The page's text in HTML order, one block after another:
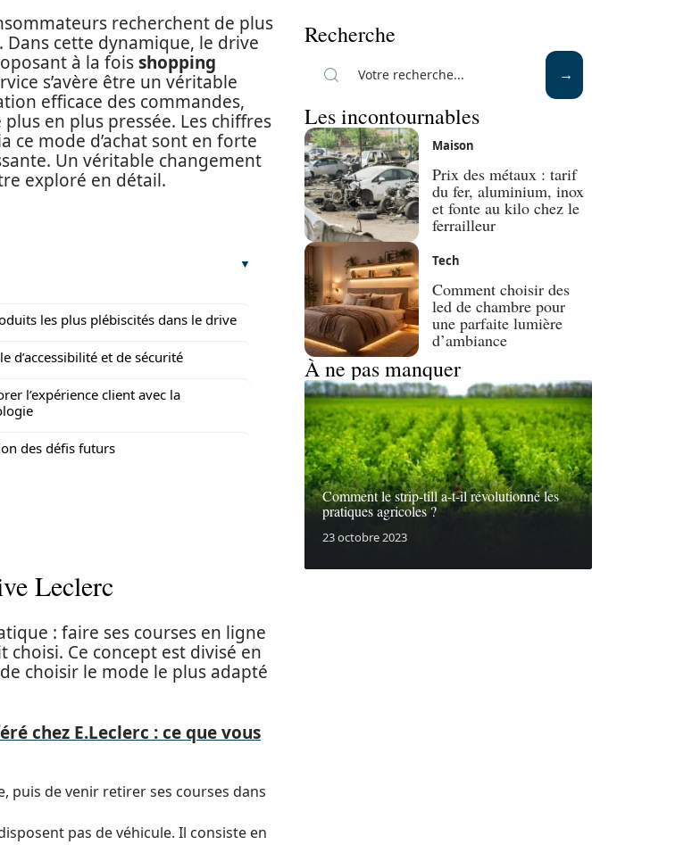
recherchent de plus
cette dynamique, le drive
à la foisshopping
s’avère être un véritable
efficace des commandes,
plus en plus pressée. Les chiffres
ce mode d’achat sont en forte
Un véritable changement
exploré en détail.
les plus plébiscités dans le drive
d’accessibilité et de sécurité
l’expérience client avec la
des défis futurs
Leclerc
: faire ses courses en ligne
Ce concept est divisé en
choisir le mode le plus adapté
chez E.Leclerc : ce que vous
puis de venir retirer ses courses dans
pas de véhicule. Il consiste en
Recherche
Les incontournables
Maison
Prix des métaux : tarif
du fer, aluminium, inox
et fonte au kilo chez le
ferrailleur
Tech
Comment choisir des
led de chambre pour
une parfaite lumière
d’ambiance
À ne pas manquer
Comment le strip-till a-t-il révolutionné les
pratiques agricoles ?
23 octobre 2023